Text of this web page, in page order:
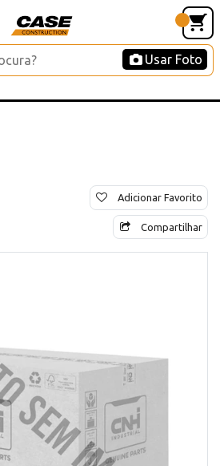
Usar Foto
Adicionar Favorito
Compartilhar